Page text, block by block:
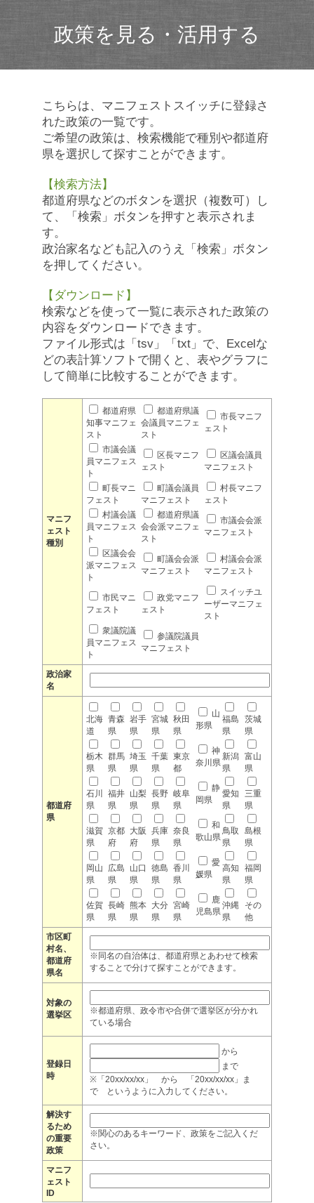
政策を見る・活用する
こちらは、マニフェストスイッチに登録さ
れた政策の一覧です。
ご希望の政策は、検索機能で種別や都道府
県を選択して探すことができます。
【検索方法】
都道府県などのボタンを選択（複数可）し
て、「検索」ボタンを押すと表示されま
す。
政治家名なども記入のうえ「検索」ボタン
を押してください。
【ダウンロード】
検索などを使って一覧に表示された政策の
内容をダウンロードできます。
ファイル形式は「tsv」「txt」で、Excelな
どの表計算ソフトで開くと、表やグラフに
して簡単に比較することができます。
マニフ
ェスト
種別
都道府県
知事マニフェ
スト
都道府県議
会議員マニフェ
スト
市長マニフ
ェスト
市議会議
員マニフェス
ト
区長マニフ
ェスト
区議会議員
マニフェスト
町長マニ
フェスト
町議会議員
マニフェスト
村長マニフ
ェスト
村議会議
員マニフェス
ト
都道府県議
会会派マニフェ
スト
市議会会派
マニフェスト
区議会会
派マニフェス
ト
町議会会派
マニフェスト
村議会会派
マニフェスト
市民マニ
フェスト
政党マニフ
ェスト
スイッチユ
ーザーマニフェ
スト
衆議院議
員マニフェス
ト
参議院議員
マニフェスト
政治家
名
都道府
県
北海
道
青森
県
岩手
県
宮城
県
秋田
県
山
形県
福島
県
茨城
県
栃木
県
群馬
県
埼玉
県
千葉
県
東京
都
神
奈川県
新潟
県
富山
県
石川
県
福井
県
山梨
県
長野
県
岐阜
県
静
岡県
愛知
県
三重
県
滋賀
県
京都
府
大阪
府
兵庫
県
奈良
県
和
歌山県
鳥取
県
島根
県
岡山
県
広島
県
山口
県
徳島
県
香川
県
愛
媛県
高知
県
福岡
県
佐賀
県
長崎
県
熊本
県
大分
県
宮崎
県
鹿
児島県
沖縄
県
その
他
市区町
村名、
都道府
県名
※同名の自治体は、都道府県とあわせて検索
することで分けて探すことができます。
対象の
選挙区
※都道府県、政令市や合併で選挙区が分かれ
ている場合
登録日
時
から
まで
※「20xx/xx/xx」 から 「20xx/xx/xx」ま
で というように入力してください。
解決す
るため
の重要
政策
※関心のあるキーワード、政策をご記入くだ
さい。
マニフ
ェスト
ID